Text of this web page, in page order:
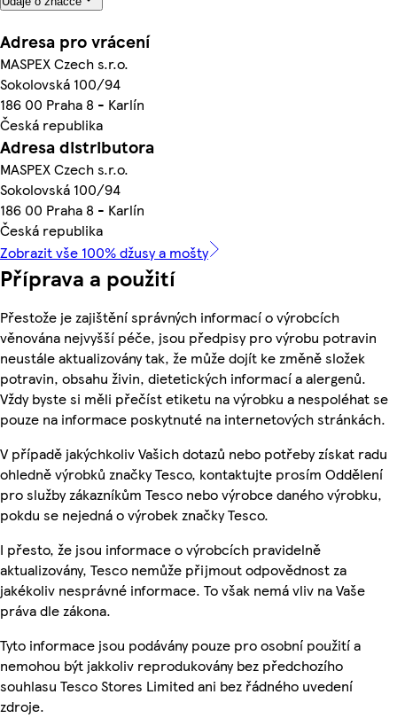
Adresa pro vrácení
MASPEX Czech s.r.o.
Sokolovská 100/94
186 00 Praha 8 - Karlín
Česká republika
Adresa distributora
MASPEX Czech s.r.o.
Sokolovská 100/94
186 00 Praha 8 - Karlín
Česká republika
Zobrazit vše 100% džusy a mošty
Příprava a použití
Přestože je zajištění správných informací o výrobcích
věnována nejvyšší péče, jsou předpisy pro výrobu potravin
neustále aktualizovány tak, že může dojít ke změně složek
potravin, obsahu živin, dietetických informací a alergenů.
Vždy byste si měli přečíst etiketu na výrobku a nespoléhat se
pouze na informace poskytnuté na internetových stránkách.
V případě jakýchkoliv Vašich dotazů nebo potřeby získat radu
ohledně výrobků značky Tesco, kontaktujte prosím Oddělení
pro služby zákazníkům Tesco nebo výrobce daného výrobku,
pokdu se nejedná o výrobek značky Tesco.
I přesto, že jsou informace o výrobcích pravidelně
aktualizovány, Tesco nemůže přijmout odpovědnost za
jakékoliv nesprávné informace. To však nemá vliv na Vaše
práva dle zákona.
Tyto informace jsou podávány pouze pro osobní použití a
nemohou být jakkoliv reprodukovány bez předchozího
souhlasu Tesco Stores Limited ani bez řádného uvedení
zdroje.